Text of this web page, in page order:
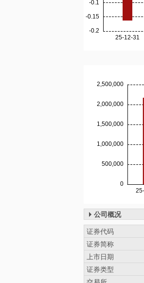
公司概况
证券代码
证券简称
上市日期
证券类型